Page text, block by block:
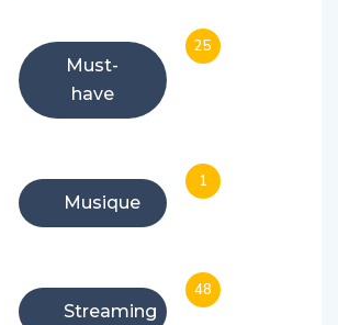
Must-
have
25
Musique
1
Streaming
48